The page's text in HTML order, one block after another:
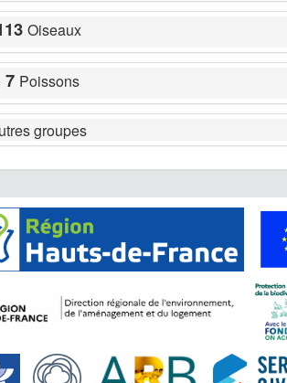
Oiseaux
7 Poissons
groupes